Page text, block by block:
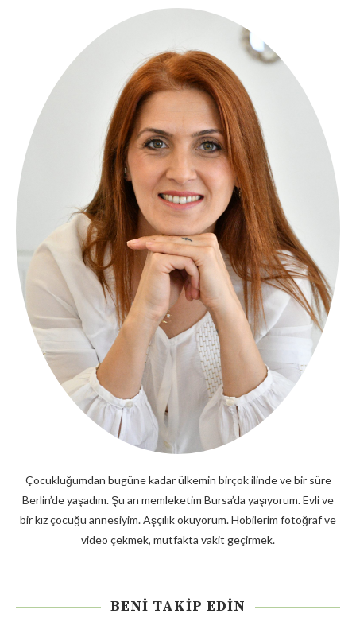
Çocukluğumdan bugüne kadar ülkemin birçok ilinde ve bir süre
Berlin’de yaşadım. Şu an memleketim Bursa’da yaşıyorum. Evli ve
bir kız çocuğu annesiyim. Aşçılık okuyorum. Hobilerim fotoğraf ve
video çekmek, mutfakta vakit geçirmek.
BENI TAKIP EDIN